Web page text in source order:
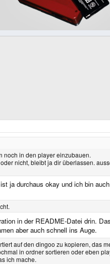
noch in den player einzubauen.
nicht, bleibt ja dir überlassen.
durchaus okay und ich bin
in der README-Datei drin.
aber auch schnell ins Auge.
auf den dingoo zu kopieren, das
in ordner sortieren oder eben
ich mache.